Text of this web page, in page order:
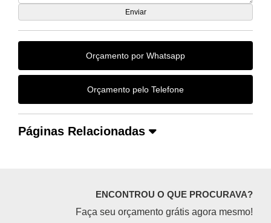
Orçamento por Whatsapp
Orçamento pelo Telefone
Páginas Relacionadas
ENCONTROU O QUE PROCURAVA?
Faça seu orçamento grátis agora mesmo!